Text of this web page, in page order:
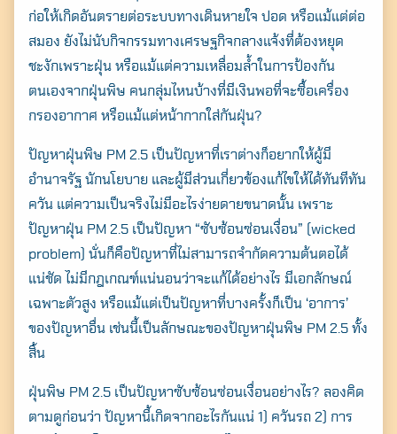
ก่อให้เกิดอันตรายต่อระบบทางเดินหายใจ ปอด หรือแม้แต่ต่อ
สมอง ยังไม่นับกิจกรรมทางเศรษฐกิจกลางแจ้งที่ต้องหยุด
ชะงักเพราะฝุ่น หรือแม้แต่ความเหลื่อมล้ำในการป้องกัน
ตนเองจากฝุ่นพิษ คนกลุ่มไหนบ้างที่มีเงินพอที่จะซื้อเครื่อง
กรองอากาศ หรือแม้แต่หน้ากากใส่กันฝุ่น?
ปัญหาฝุ่นพิษ PM 2.5 เป็นปัญหาที่เราต่างก็อยากให้ผู้มี
อำนาจรัฐ นักนโยบาย และผู้มีส่วนเกี่ยวข้องแก้ไขให้ได้ทันทีทัน
ควัน แต่ความเป็นจริงไม่มีอะไรง่ายดายขนาดนั้น เพราะ
ปัญหาฝุ่น PM 2.5 เป็นปัญหา “ซับซ้อนซ่อนเงื่อน” (wicked
problem) นั่นก็คือปัญหาที่ไม่สามารถจำกัดความต้นตอได้
แน่ชัด ไม่มีกฎเกณฑ์แน่นอนว่าจะแก้ได้อย่างไร มีเอกลักษณ์
เฉพาะตัวสูง หรือแม้แต่เป็นปัญหาที่บางครั้งก็เป็น ‘อาการ’
ของปัญหาอื่น เช่นนี้เป็นลักษณะของปัญหาฝุ่นพิษ PM 2.5 ทั้ง
สิ้น
ฝุ่นพิษ PM 2.5 เป็นปัญหาซับซ้อนซ่อนเงื่อนอย่างไร? ลองคิด
ตามดูก่อนว่า ปัญหานี้เกิดจากอะไรกันแน่ 1) ควันรถ 2) การ